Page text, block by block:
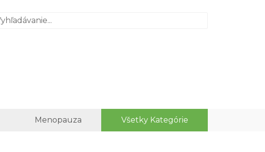
Menopauza Všetky Kategórie